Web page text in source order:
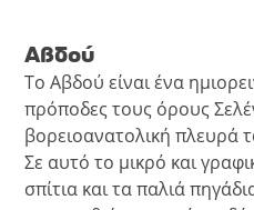
Αβδού
Το Αβδού είναι ένα
πρόποδες τους όρους
βορειοανατολική πλευρά
Σε αυτό το μικρό και
σπίτια και τα παλιά